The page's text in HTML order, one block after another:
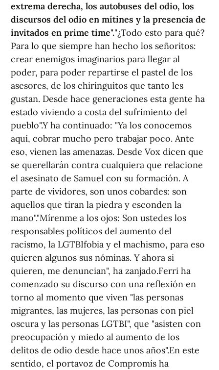
extrema derecha, los autobuses del odio, los
discursos del odio en mítines y la presencia de
invitados en prime time"."¿Todo esto para qué?
Para lo que siempre han hecho los señoritos:
crear enemigos imaginarios para llegar al
poder, para poder repartirse el pastel de los
asesores, de los chiringuitos que tanto les
gustan. Desde hace generaciones esta gente ha
estado viviendo a costa del sufrimiento del
pueblo".Y ha continuado: "Ya los conocemos
aquí, cobrar mucho pero trabajar poco. Ante
eso, vienen las amenazas. Desde Vox dicen que
se querellarán contra cualquiera que relacione
el asesinato de Samuel con su formación. A
parte de vividores, son unos cobardes: son
aquellos que tiran la piedra y esconden la
mano"."Mírenme a los ojos: Son ustedes los
responsables políticos del aumento del
racismo, la LGTBIfobia y el machismo, para eso
quieren algunos sus nóminas. Y ahora si
quieren, me denuncian", ha zanjado.Ferri ha
comenzado su discurso con una reflexión en
torno al momento que viven "las personas
migrantes, las mujeres, las personas con piel
oscura y las personas LGTBI", que "asisten con
preocupación y miedo al aumento de los
delitos de odio desde hace unos años".En este
sentido, el portavoz de Compromís ha